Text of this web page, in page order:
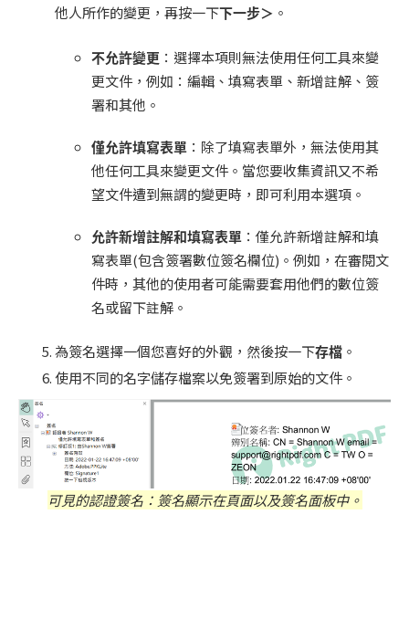
他人所作的變更，再按一下下一步＞ 。
不允許變更 ：選擇本項則無法使用任何工具來變
更文件，例如：編輯、填寫表單、新增註解、簽
署和其他。
僅允許填寫表單 ：除了填寫表單外，無法使用其
他任何工具來變更文件。當您要收集資訊又不希
望文件遭到無謂的變更時，即可利用本選項。
允許新增註解和填寫表單 ：僅允許新增註解和填
寫表單(包含簽署數位簽名欄位)。例如，在審閱文
件時，其他的使用者可能需要套用他們的數位簽
名或留下註解。
為簽名選擇一個您喜好的外觀，然後按一下存檔 。
使用不同的名字儲存檔案以免簽署到原始的文件。
可見的認證簽名：簽名顯示在頁面以及簽名面板中。